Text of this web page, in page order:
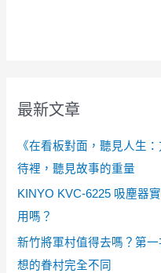
最新文章
《在看板對面，聽見人生
待裡，聽見故事的重量
KINYO KVC-6225 吸塵器
用嗎？
新竹將軍村值得去嗎？第
想的眷村完全不同